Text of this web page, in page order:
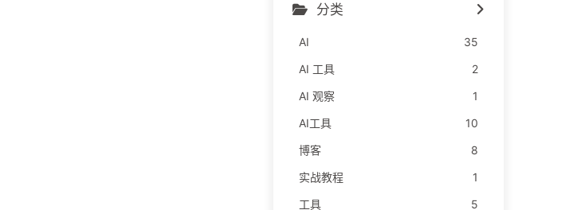
分类
AI
35
AI 工具
2
AI 观察
1
AI工具
10
博客
8
实战教程
1
工具
5